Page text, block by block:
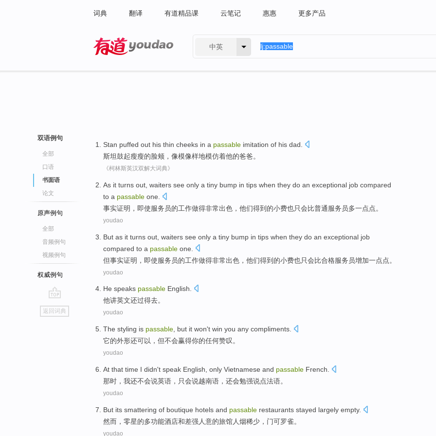
词典 翻译 有道精品课 云笔记 惠惠 更多产品
中英
双语例句
全部
口语
书面语
论文
原声例句
全部
音频例句
视频例句
权威例句
go
top
返回词典
Stan puffed out his thin cheeks in a passable imitation of his dad
斯坦鼓起瘦瘦的脸颊 ， 像模像样地模仿着他的爸爸。
《柯林斯英汉双解大词典》
As it turns out, waiters see only a tiny bump in tips when they do an exceptional job compared
to a passable one.
事实证明，即使服务员的工作做得非常出色， 他们得到的小费也只会比普通服务员多一点点。
youdao
But as it turns out, waiters see only a tiny bump in tips when they do an exceptional job
compared to a passable one.
但事实证明，即使服务员的工作做得非常出色， 他们得到的小费也只会比合格服务员增加一点点。
youdao
He speaks passable English.
他讲英文还过得去。
youdao
The styling is passable but it won't win you any compliments
它的外形还可以， 但不会赢得你的任何赞叹。
youdao
At that time I didn't speak English only Vietnamese and passable French
那时 ， 我还不会说英语 ， 只会说越南语 ， 还会勉强说点法语。
youdao
But its smattering of boutique hotels and passable restaurants stayed largely empty.
然而 ， 零星的多功能酒店和差强人意的旅馆人烟稀少，门可罗雀。
youdao